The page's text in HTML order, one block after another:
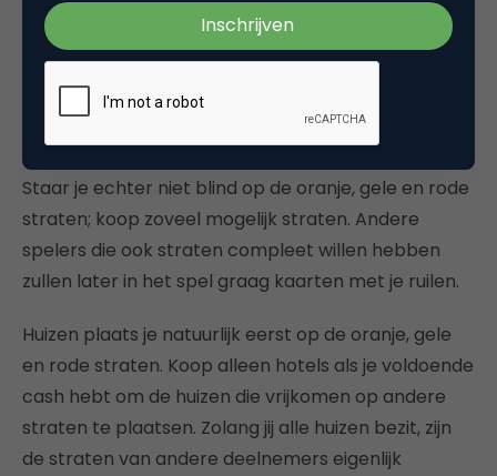
De beste strategie om te winnen? Oranje, rode en
gele straten zorgen normaal gesproken voor een
continue stroom aan inkomsten. De straten met
een hoger nummer (dus vanaf de gevangenis tot
aan start) geven een hogere winstverwachting.
Staar je echter niet blind op de oranje, gele en rode
straten; koop zoveel mogelijk straten. Andere
spelers die ook straten compleet willen hebben
zullen later in het spel graag kaarten met je ruilen.
Huizen plaats je natuurlijk eerst op de oranje, gele
en rode straten. Koop alleen hotels als je voldoende
cash hebt om de huizen die vrijkomen op andere
straten te plaatsen. Zolang jij alle huizen bezit, zijn
de straten van andere deelnemers eigenlijk